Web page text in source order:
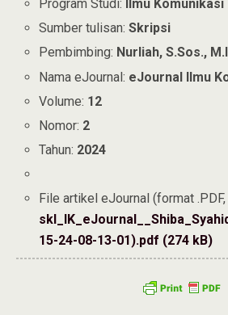
Program Studi: Ilmu Komunikasi
Sumber tulisan:Skripsi
Pembimbing: Nurliah, S.Sos.,
Nama eJournal: eJournal Ilmu
Volume: 12
Nomor: 2
Tahun: 2024
File artikel eJournal (format
15-24-08-13-01).pdf (274 kB)